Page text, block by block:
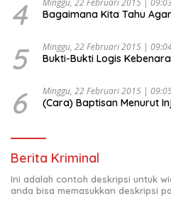
4 Minggu, 22 Februari 2015 |
Bagaimana Kita Tahu
5 Minggu, 22 Februari 2015 |
Bukti-Bukti Logis
6 Minggu, 22 Februari 2015 |
(Cara) Baptisan Menurut
Berita Kriminal
Ini adalah contoh deskripsi untuk
anda bisa memasukkan deskripsi